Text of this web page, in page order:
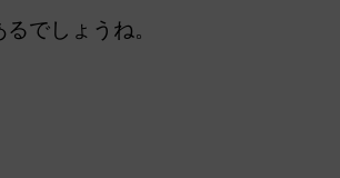
でしょうね。